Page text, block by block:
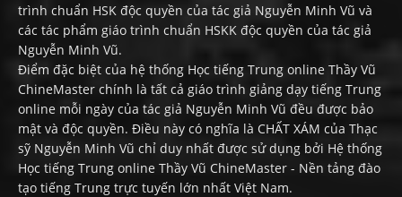
trình chuẩn HSK độc quyền của tác giả Nguyễn Minh Vũ và
các tác phẩm giáo trình chuẩn HSKK độc quyền của tác giả
Nguyễn Minh Vũ.
Điểm đặc biệt của hệ thống Học tiếng Trung online Thầy Vũ
ChineMaster chính là tất cả giáo trình giảng dạy tiếng Trung
online mỗi ngày của tác giả Nguyễn Minh Vũ đều được bảo
mật và độc quyền. Điều này có nghĩa là CHẤT XÁM của Thạc
sỹ Nguyễn Minh Vũ chỉ duy nhất được sử dụng bởi Hệ thống
Học tiếng Trung online Thầy Vũ ChineMaster - Nền tảng đào
tạo tiếng Trung trực tuyến lớn nhất Việt Nam.